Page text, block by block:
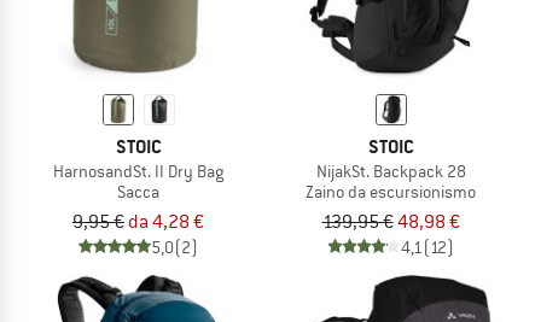
STOIC
HarnosandSt. II Dry Bag
Sacca
9,95 € da 4,28 €
5,0(2)
STOIC
NijakSt. Backpack 28
Zaino da escursionismo
139,95 €48,98 €
4,1(12)